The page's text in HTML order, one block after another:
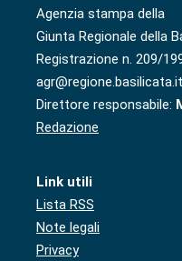
Agenzia stampa della
Giunta Regionale della
Registrazione n. 209/
agr@regione.basilicata.it
Direttore responsabile:
Redazione
Link utili
Lista RSS
Note legali
Privacy